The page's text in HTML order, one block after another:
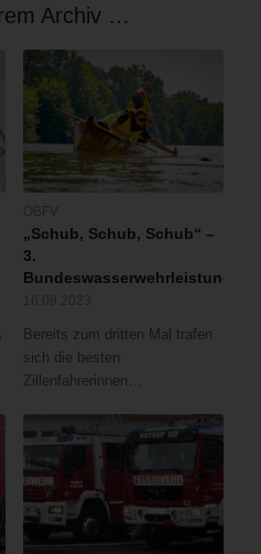
Archiv …
„Schub, Schub, Schub“ –
3.
Bereits zum dritten Mal trafen
sich die besten
Zillenfahrerinnen…